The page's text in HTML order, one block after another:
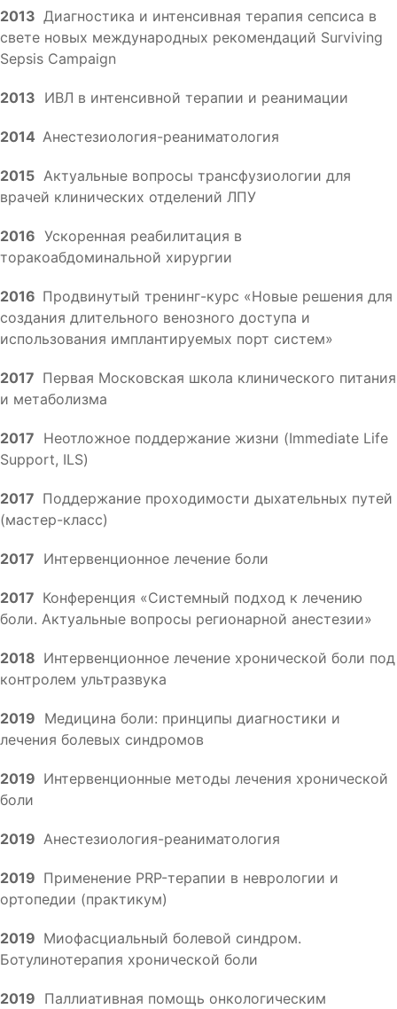
2013 Диагностика и интенсивная терапия сепсиса в
свете новых международных рекомендаций Surviving
Sepsis Campaign
2013 ИВЛ в интенсивной терапии и реанимации
2014 Анестезиология-реаниматология
2015 Актуальные вопросы трансфузиологии для
врачей клинических отделений ЛПУ
2016 Ускоренная реабилитация в
торакоабдоминальной хирургии
2016 Продвинутый тренинг-курс «Новые решения для
создания длительного венозного доступа и
использования имплантируемых порт систем»
2017 Первая Московская школа клинического питания
и метаболизма
2017 Неотложное поддержание жизни (Immediate Life
Support, ILS)
2017 Поддержание проходимости дыхательных путей
(мастер-класс)
2017 Интервенционное лечение боли
2017 Конференция «Системный подход к лечению
боли. Актуальные вопросы регионарной анестезии»
2018 Интервенционное лечение хронической боли под
контролем ультразвука
2019 Медицина боли: принципы диагностики и
лечения болевых синдромов
2019 Интервенционные методы лечения хронической
боли
2019 Анестезиология-реаниматология
2019 Применение PRP-терапии в неврологии и
ортопедии (практикум)
2019 Миофасциальный болевой синдром.
Ботулинотерапия хронической боли
2019 Паллиативная помощь онкологическим